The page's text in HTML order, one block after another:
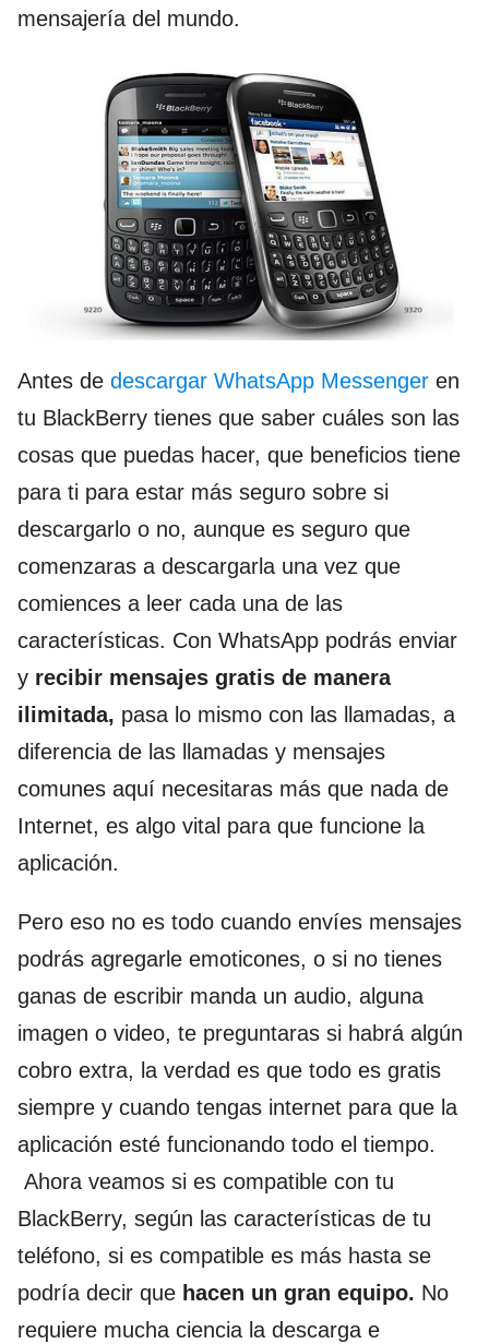
mensajería del mundo.
Antes de descargar WhatsApp Messenger en
tu BlackBerry tienes que saber cuáles son las
cosas que puedas hacer, que beneficios tiene
para ti para estar más seguro sobre si
descargarlo o no, aunque es seguro que
comenzaras a descargarla una vez que
comiences a leer cada una de las
características. Con WhatsApp podrás enviar
y recibir mensajes gratis de manera
ilimitada, pasa lo mismo con las llamadas, a
diferencia de las llamadas y mensajes
comunes aquí necesitaras más que nada de
Internet, es algo vital para que funcione la
aplicación.
Pero eso no es todo cuando envíes mensajes
podrás agregarle emoticones, o si no tienes
ganas de escribir manda un audio, alguna
imagen o video, te preguntaras si habrá algún
cobro extra, la verdad es que todo es gratis
siempre y cuando tengas internet para que la
aplicación esté funcionando todo el tiempo.
Ahora veamos si es compatible con tu
BlackBerry, según las características de tu
teléfono, si es compatible es más hasta se
podría decir que hacen un gran equipo. No
requiere mucha ciencia la descarga e